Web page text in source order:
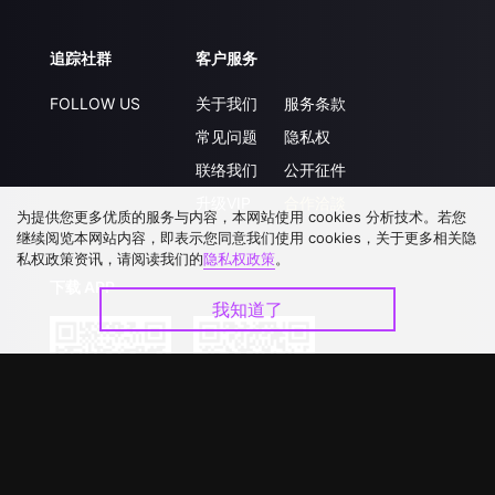
追踪社群
FOLLOW US
客户服务
关于我们
常见问题
联络我们
服务条款
隐私权
公开征件
下载 APP
为提供您更多优质的服务与内容，本网站使用 cookies 分析技术。若您
继续阅览本网站内容，即表示您同意我们使用 cookies，关于更多相关隐
私权政策资讯，请阅读我们的隐私权政策。
我知道了